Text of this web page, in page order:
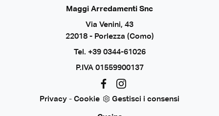
Maggi Arredamenti Snc
Via Venini, 43
22018 - Porlezza (Como)
Tel. +39 0344-61026
P.IVA 01559900137
Privacy - Cookie Gestisci i consensi